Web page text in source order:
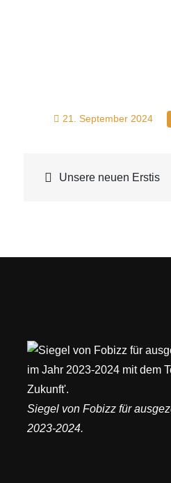
21. September 2024
Unsere neuen Erstis
Siegel von Fobizz für
2023-2024.